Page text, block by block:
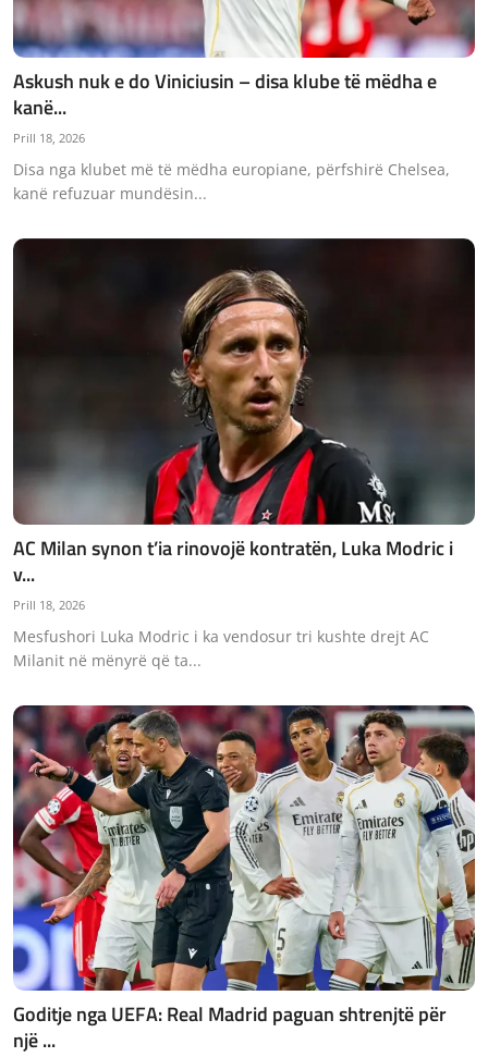
Askush nuk e do Viniciusin – disa klube të mëdha e
kanë...
Prill 18, 2026
Disa nga klubet më të mëdha europiane, përfshirë Chelsea,
kanë refuzuar mundësin...
AC Milan synon t’ia rinovojë kontratën, Luka Modric i
v...
Prill 18, 2026
Mesfushori Luka Modric i ka vendosur tri kushte drejt AC
Milanit në mënyrë që ta...
Goditje nga UEFA: Real Madrid paguan shtrenjtë për
një ...